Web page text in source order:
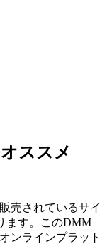
ススメ
売されているサイ
ます。このDMM
ンラインプラット